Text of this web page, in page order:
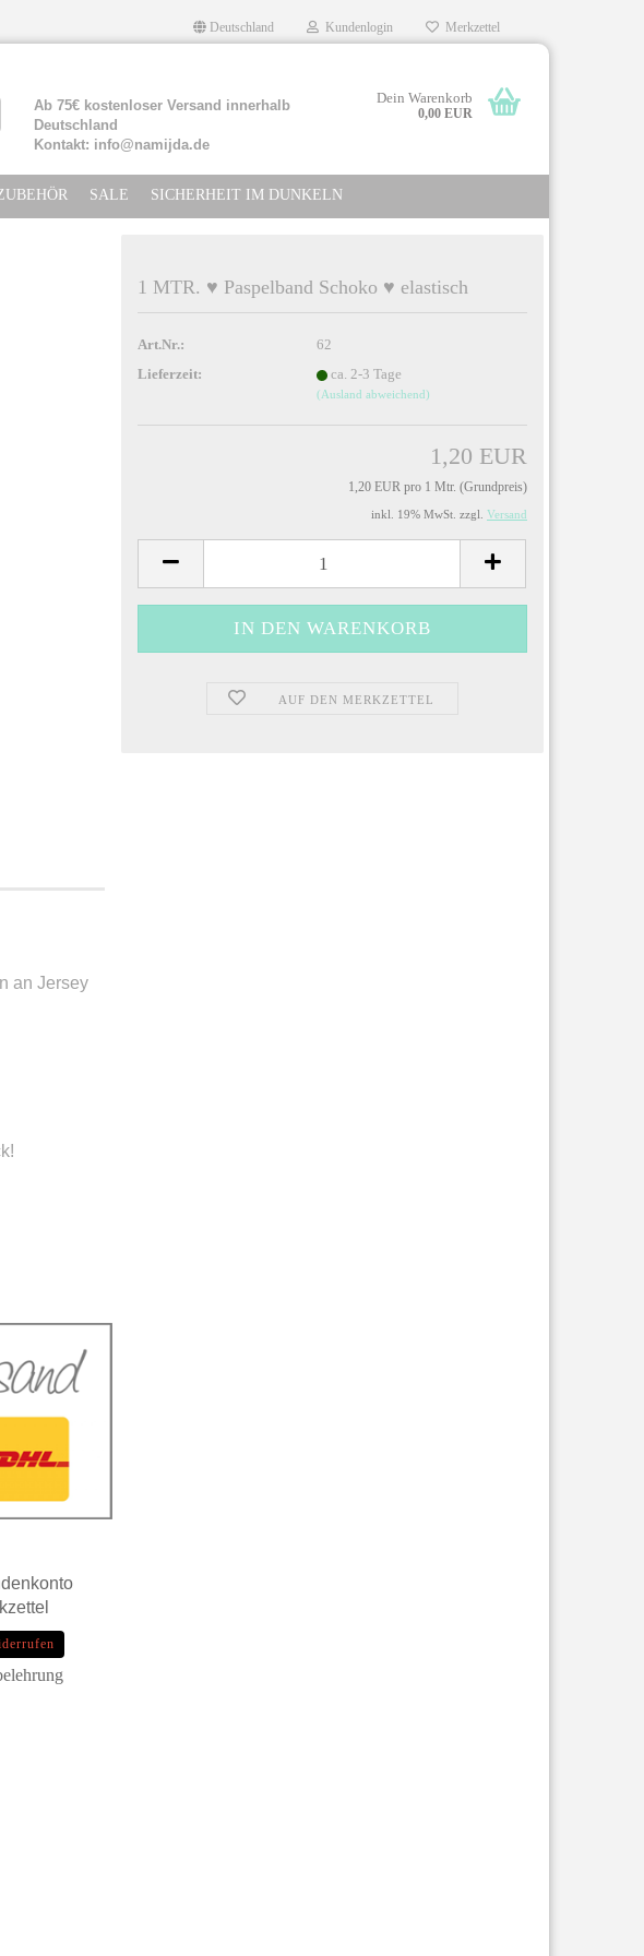
Deutschland Kundenlogin Merkzettel
Ab 75€ kostenloser Versand innerhalb
Deutschland
Kontakt: info@namijda.de
Dein Warenkorb
0,00 EUR
SALE SICHERHEIT IM DUNKELN
1 MTR. ♥ Paspelband Schoko ♥ elastisch
Art.Nr.:
62
Lieferzeit:
ca. 2-3 Tage
(Ausland abweichend)
1,20 EUR
1,20 EUR pro 1 Mtr. (Grundpreis)
inkl. 19% MwSt. zzgl. Versand
AUF DEN MERKZETTEL
an Jersey